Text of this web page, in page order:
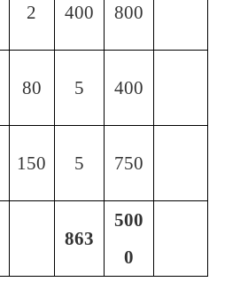
2 400 800
80 5 400
150 5 750
863
500
0